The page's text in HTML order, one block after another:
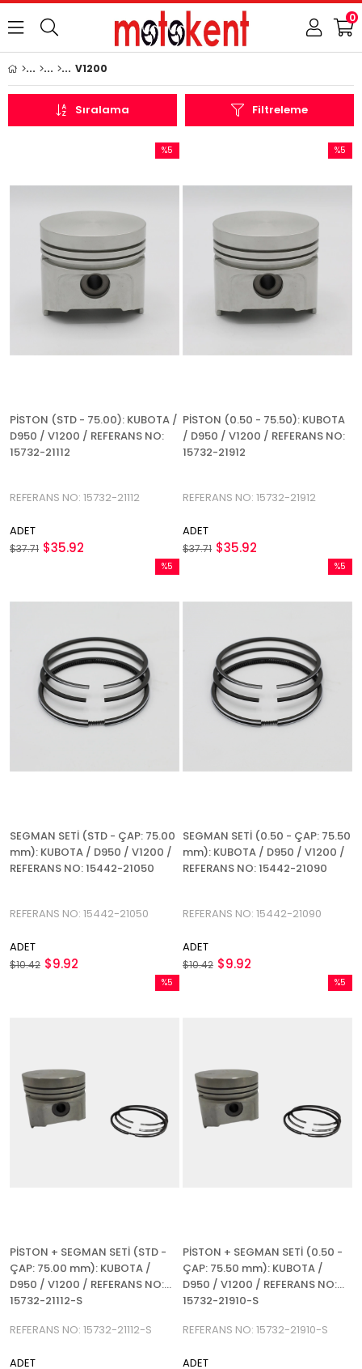
0
V1200
Filtreleme
Sıralama
PİSTON (STD - 75.00): KUBOTA /
D950 / V1200 / REFERANS NO:
15732-21112
REFERANS NO: 15732-21112
ADET
$35.92
$37.71
%5
%5İndirim
PİSTON (0.50 - 75.50): KUBOTA
/ D950 / V1200 / REFERANS NO:
15732-21912
REFERANS NO: 15732-21912
ADET
$35.92
$37.71
%5
SEGMAN SETİ (STD - ÇAP: 75.00
mm): KUBOTA / D950 / V1200 /
REFERANS NO: 15442-21050
REFERANS NO: 15442-21050
ADET
$9.92
$10.42
%5
%5İndirim
SEGMAN SETİ (0.50 - ÇAP: 75.50
mm): KUBOTA / D950 / V1200 /
REFERANS NO: 15442-21090
REFERANS NO: 15442-21090
ADET
$9.92
$10.42
%5
PİSTON + SEGMAN SETİ (STD -
ÇAP: 75.00 mm): KUBOTA /
D950 / V1200 / REFERANS NO:
15732-21112-S
REFERANS NO: 15732-21112-S
ADET
%5
PİSTON + SEGMAN SETİ (0.50 -
ÇAP: 75.50 mm): KUBOTA /
D950 / V1200 / REFERANS NO:
15732-21910-S
REFERANS NO: 15732-21910-S
ADET
%5